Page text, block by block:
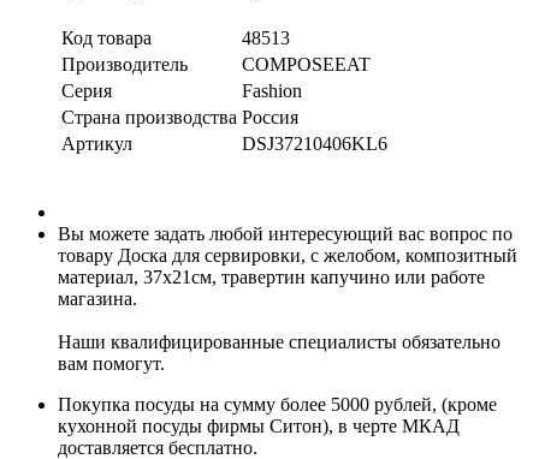
Код товара
48513
Производитель
COMPOSEEAT
Серия
Fashion
Страна производства Россия
Артикул
DSJ37210406KL6
Вы можете задать любой интересующий вас вопрос по
товару Доска для сервировки, с желобом, композитный
материал, 37х21см, травертин капучино или работе
магазина.
Наши квалифицированные специалисты обязательно
вам помогут.
Покупка посуды на сумму более 5000 рублей, (кроме
кухонной посуды фирмы Ситон), в черте МКАД
доставляется бесплатно.